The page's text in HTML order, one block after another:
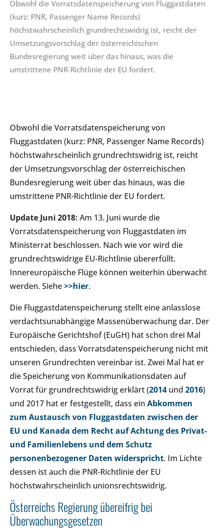
Obwohl die Vorratsdatenspeicherung von Fluggastdaten
(kurz: PNR, Passenger Name Records)
höchstwahrscheinlich grundrechtswidrig ist, reicht der
Umsetzungsvorschlag der österreichischen
Bundesregierung weit über das hinaus, was die
umstrittene PNR-Richtlinie der EU fordert.
Obwohl die Vorratsdatenspeicherung von
Fluggastdaten (kurz: PNR, Passenger Name Records)
höchstwahrscheinlich grundrechtswidrig ist, reicht
der Umsetzungsvorschlag der österreichischen
Bundesregierung weit über das hinaus, was die
umstrittene PNR-Richtlinie der EU fordert.
Update Juni 2018: Am 13. Juni wurde die
Vorratsdatenspeicherung von Fluggastdaten im
Ministerrat beschlossen. Nach wie vor wird die
grundrechtswidrige EU-Richtlinie übererfüllt.
Innereuropäische Flüge können weiterhin überwacht
werden. Siehe>>hier.
Die Fluggastdatenspeicherung stellt eine anlasslose
verdachtsunabhängige Massenüberwachung dar. Der
Europäische Gerichtshof (EuGH) hat schon drei Mal
entschieden, dass Vorratsdatenspeicherung nicht mit
unseren Grundrechten vereinbar ist. Zwei Mal hat er
die Speicherung von Kommunikationsdaten auf
Vorrat für grundrechtswidrig erklärt (2014 und 2016)
und 2017 hat er festgestellt, dass ein Abkommen
zum Austausch von Fluggastdaten zwischen der
EU und Kanada dem Recht auf Achtung des Privat-
und Familienlebens und dem Schutz
personenbezogener Daten widerspricht. Im Lichte
dessen ist auch die PNR-Richtlinie der EU
höchstwahrscheinlich unionsrechtswidrig.
Österreichs Regierung übereifrig bei
Überwachungsgesetzen